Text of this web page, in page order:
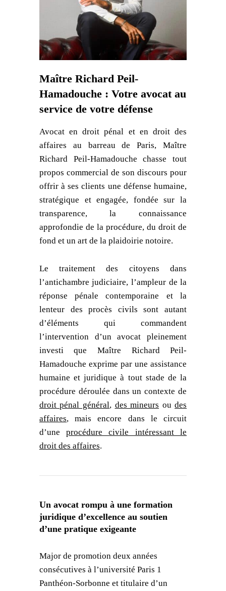
Maître Richard Peil-
Hamadouche : Votre avocat au
service de votre défense
Avocat en droit pénal et en droit des
affaires au barreau de Paris, Maître
Richard Peil-Hamadouche chasse tout
propos commercial de son discours pour
offrir à ses clients une défense humaine,
stratégique et engagée, fondée sur la
transparence, la connaissance
approfondie de la procédure, du droit de
fond et un art de la plaidoirie notoire.
Le traitement des citoyens dans
l’antichambre judiciaire, l’ampleur de la
réponse pénale contemporaine et la
lenteur des procès civils sont autant
d’éléments qui commandent
l’intervention d’un avocat pleinement
investi que Maître Richard Peil-
Hamadouche exprime par une assistance
humaine et juridique à tout stade de la
procédure déroulée dans un contexte de
droit pénal général, des mineurs oudes
affaires, mais encore dans le circuit
d’uneprocédure civile intéressant le
droit des affaires.
Un avocat rompu à une formation
juridique d’excellence au soutien
d’une pratique exigeante
Major de promotion deux années
consécutives à l’université Paris 1
Panthéon-Sorbonne et titulaire d’un